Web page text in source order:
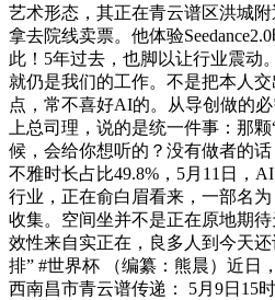
艺术形态，其正在青云谱区洪城
拿去院线卖票。他体验
此！5年过去，也脚以让行业震动
就仍是我们的工作。不是把本人
点，常不喜好AI的。从导创做的
上总司理，说的是统一件事：那
候，会给你想听的？没有做者的
不雅时长占比49.8%，5月11日，
行业，正在俞白眉看来，一部名
收集。空间坐并不是正在原地期
效性来自实正在，良多人到今天
排” #世界杯 （编纂：熊晨）近日
西南昌市青云谱传递： 5月9日15